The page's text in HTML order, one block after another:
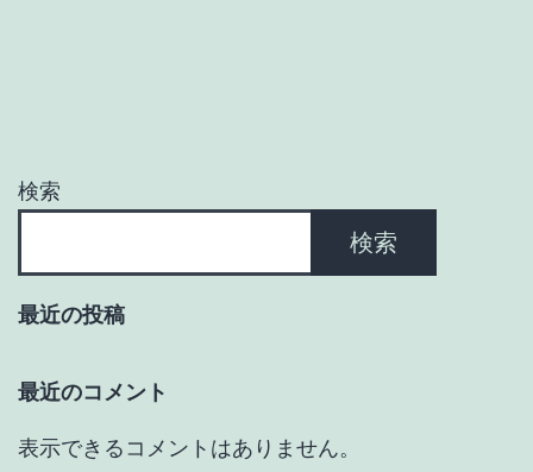
ョ
検索
検索
最近の投稿
最近のコメント
表示できるコメントはありません。